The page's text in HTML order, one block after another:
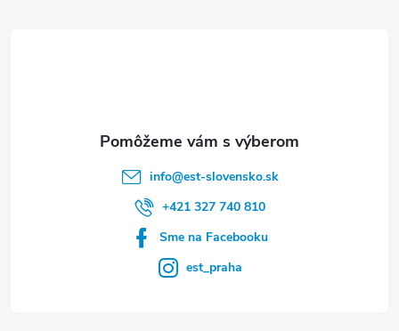
info@est-slovensko.sk
+421 327 740 810
Sme na Facebooku
est_praha